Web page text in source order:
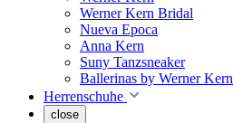
Werner Kern Bridal
Nueva Epoca
Anna Kern
Suny Tanzsneaker
Ballerinas by Werner Kern
Herrenschuhe
close